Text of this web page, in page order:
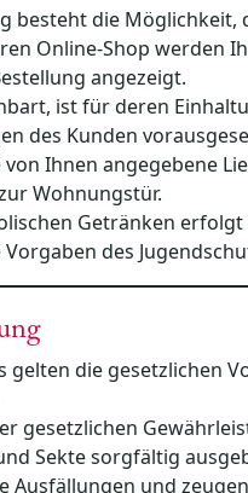
besteht die
Online-Shop werden
angezeigt.
ist für deren
des Kunden
Ihnen angegebene
Wohnungstür.
Getränken
des
gelten die gesetzlichen
gesetzlichen
Sekte sorgfältig
und